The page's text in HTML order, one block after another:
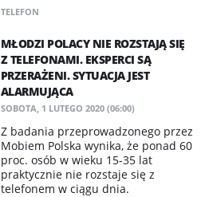
TELEFON
MŁODZI POLACY NIE ROZSTAJĄ SIĘ
Z TELEFONAMI. EKSPERCI SĄ
PRZERAŻENI. SYTUACJA JEST
ALARMUJĄCA
SOBOTA, 1 LUTEGO 2020 (06:00)
Z badania przeprowadzonego przez
Mobiem Polska wynika, że ponad 60
proc. osób w wieku 15-35 lat
praktycznie nie rozstaje się z
telefonem w ciągu dnia.